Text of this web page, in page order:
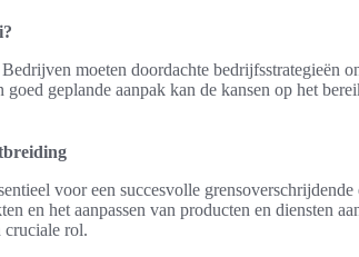
moeten doordachte bedrijfsstrategieën
geplande aanpak kan de kansen op het
voor een succesvolle
en het aanpassen van producten en diensten
cruciale rol.